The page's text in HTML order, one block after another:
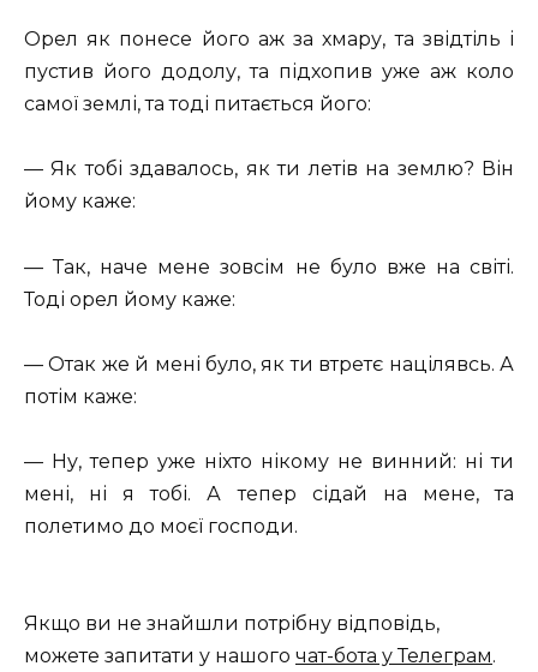
Орел як понесе його аж за хмару, та звідтіль і
пустив його додолу, та підхопив уже аж коло
самої землі, та тоді питається його:
— Як тобі здавалось, як ти летів на землю? Він
йому каже:
— Так, наче мене зовсім не було вже на світі.
Тоді орел йому каже:
— Отак же й мені було, як ти втретє націлявсь. А
потім каже:
— Ну, тепер уже ніхто нікому не винний: ні ти
мені, ні я тобі. А тепер сідай на мене, та
полетимо до моєї господи.
Якщо ви не знайшли потрібну відповідь,
можете запитати у нашого чат-бота у Телеграм.